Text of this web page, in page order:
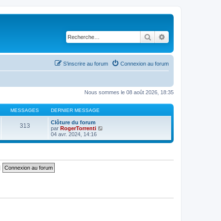
Rechercher
Connexion au forum
S’inscrire au forum
Nous sommes le 08 août 2026, 18:35
MESSAGES DERNIER MESSAGE
313
Clôture du forum
par RogerTorrenti
i
r
04 avr. 2024, 14:16